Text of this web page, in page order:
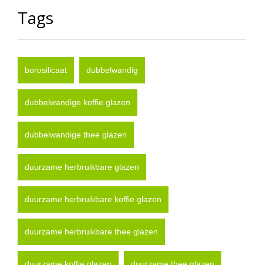
Tags
borosilicaat dubbelwandig
dubbelwandige koffie glazen
dubbelwandige thee glazen
duurzame herbruikbare glazen
duurzame herbruikbare koffie glazen
duurzame herbruikbare thee glazen